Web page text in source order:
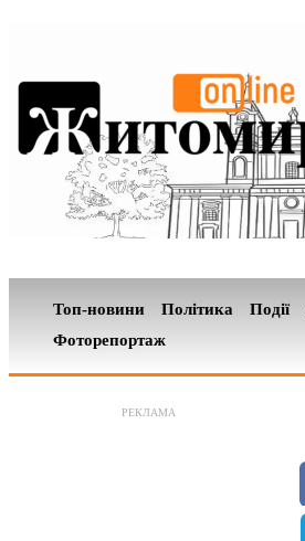
Топ-новини Політика Події
Фоторепортаж
РЕКЛАМА